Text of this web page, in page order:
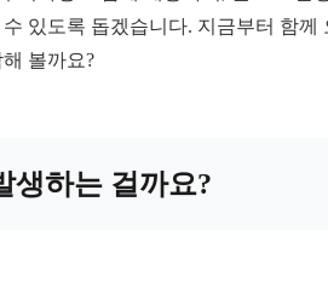
있도록 돕겠습니다. 지금부터 함께
볼까요?
생하는 걸까요?